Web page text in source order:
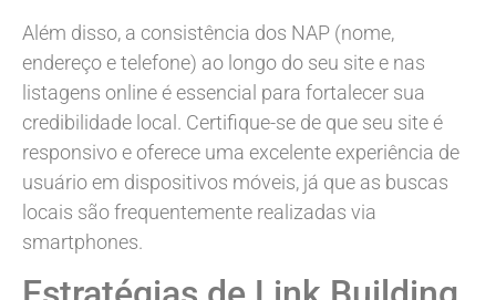
Além disso, a consistência dos NAP (nome,
endereço e telefone) ao longo do seu site e nas
listagens online é essencial para fortalecer sua
credibilidade local. Certifique-se de que seu site é
responsivo e oferece uma excelente experiência de
usuário em dispositivos móveis, já que as buscas
locais são frequentemente realizadas via
smartphones.